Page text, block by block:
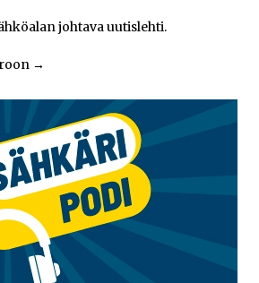
johtava uutislehti.
→